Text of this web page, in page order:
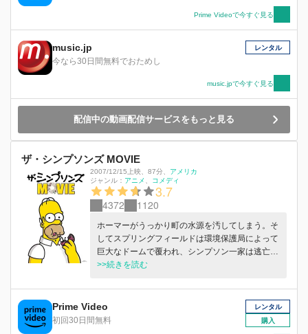
抑制が効かなくなり始め、周りにいる住民達も騒
ぎに巻き込んでいく。郊外住宅地で繰り広げられ
るマリワナドラマの本作は痛快且つ破壊的なヒッ
Prime Videoで今すぐ見る
music.jp
今なら30日間無料でおためし
レンタル
music.jpで今すぐ見る
配信中の動画配信サービスをもっと見る
ザ・シンプソンズ MOVIE
2007/12/15上映 87分
アメリカ
ジャンル： アニメ コメディ
3.7
4372 1120
ホーマーがうっかり町の水源を汚してしまう。そ
してスプリングフィールドは環境保護局によって
巨大なドームで覆われ、シンプソン一家は逃亡す
る。
>>続きを読む
Prime Video
初回30日間無料
レンタル
購入